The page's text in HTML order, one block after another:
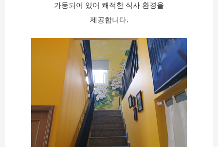
가동되어 있어 쾌적한 식사 환경을
제공합니다.